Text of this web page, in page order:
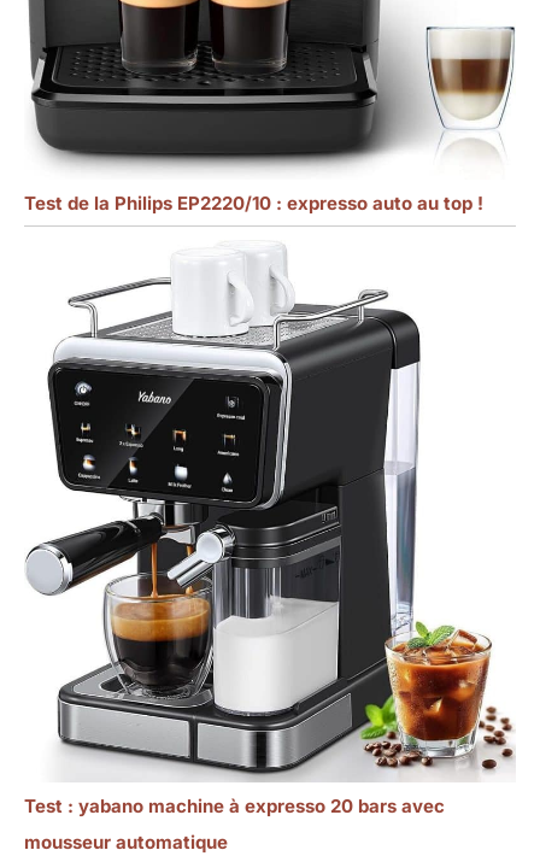
Test de la Philips EP2220/10 : expresso auto au top !
Test : yabano machine à expresso 20 bars avec
mousseur automatique